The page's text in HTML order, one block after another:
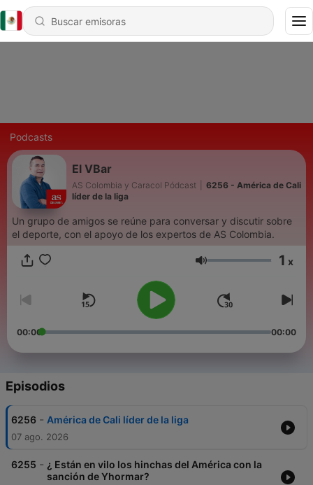
Podcasts
El VBar
AS Colombia y Caracol Pódcast
6256 - América de Cali
líder de la liga
Un grupo de amigos se reúne para conversar y discutir sobre
el deporte, con el apoyo de los expertos de AS Colombia.
Volumen 1 x
00:00 00:00
Episodios
6256 - América de Cali líder de la liga
07 ago. 2026
6255 - ¿ Están en vilo los hinchas del América con la
sanción de Yhormar?